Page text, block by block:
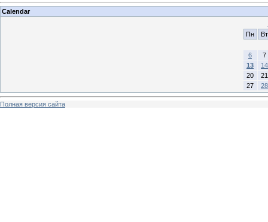
Calendar
Пн
Вт
6
7
13
14
20
21
27
28
Полная версия сайта